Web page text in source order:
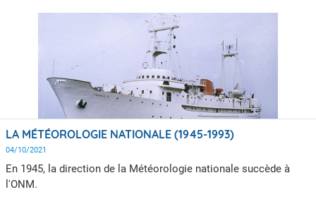
LA MÉTÉOROLOGIE NATIONALE (1945-1993)
04/10/2021
En 1945, la direction de la Météorologie nationale succède à
l'ONM.